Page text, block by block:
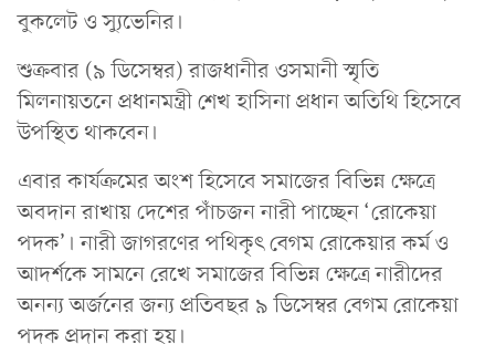
বুকলেট ও স্যুভেনির।
শুক্রবার (৯ ডিসেম্বর) রাজধানীর ওসমানী স্মৃতি
মিলনায়তনে প্রধানমন্ত্রী শেখ হাসিনা প্রধান অতিথি হিসেবে
উপস্থিত থাকবেন।
এবার কার্যক্রমের অংশ হিসেবে সমাজের বিভিন্ন ক্ষেত্রে
অবদান রাখায় দেশের পাঁচজন নারী পাচ্ছেন ‘রোকেয়া
পদক’। নারী জাগরণের পথিকৃৎ বেগম রোকেয়ার কর্ম ও
আদর্শকে সামনে রেখে সমাজের বিভিন্ন ক্ষেত্রে নারীদের
অনন্য অর্জনের জন্য প্রতিবছর ৯ ডিসেম্বর বেগম রোকেয়া
পদক প্রদান করা হয়।